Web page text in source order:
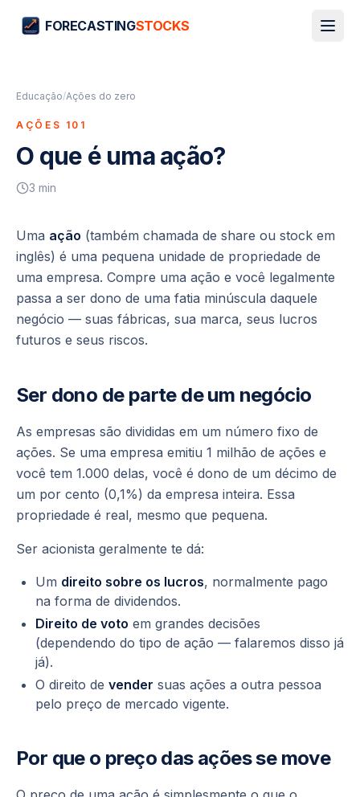
FORECASTINGSTOCKS
Educação/Ações do zero
AÇÕES 101
O que é uma ação?
3 min
Uma ação (também chamada de share ou stock em
inglês) é uma pequena unidade de propriedade de
uma empresa. Compre uma ação e você legalmente
passa a ser dono de uma fatia minúscula daquele
negócio — suas fábricas, sua marca, seus lucros
futuros e seus riscos.
Ser dono de parte de um negócio
As empresas são divididas em um número fixo de
ações. Se uma empresa emitiu 1 milhão de ações e
você tem 1.000 delas, você é dono de um décimo de
um por cento (0,1%) da empresa inteira. Essa
propriedade é real, mesmo que pequena.
Ser acionista geralmente te dá:
Um direito sobre os lucros, normalmente pago
na forma de dividendos.
Direito de voto em grandes decisões
(dependendo do tipo de ação — falaremos disso já
já).
O direito de vender suas ações a outra pessoa
pelo preço de mercado vigente.
Por que o preço das ações se move